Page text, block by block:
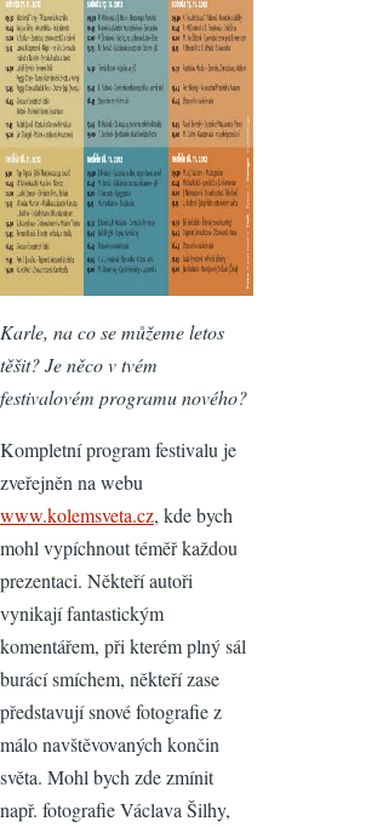
Karle, na co se můžeme letos
těšit? Je něco v tvém
festivalovém programu nového?
Kompletní program festivalu je
zveřejněn na webu
www.kolemsveta.cz, kde bych
mohl vypíchnout téměř každou
prezentaci. Někteří autoři
vynikají fantastickým
komentářem, při kterém plný sál
burácí smíchem, někteří zase
představují snové fotografie z
málo navštěvovaných končin
světa. Mohl bych zde zmínit
např. fotografie Václava Šilhy,